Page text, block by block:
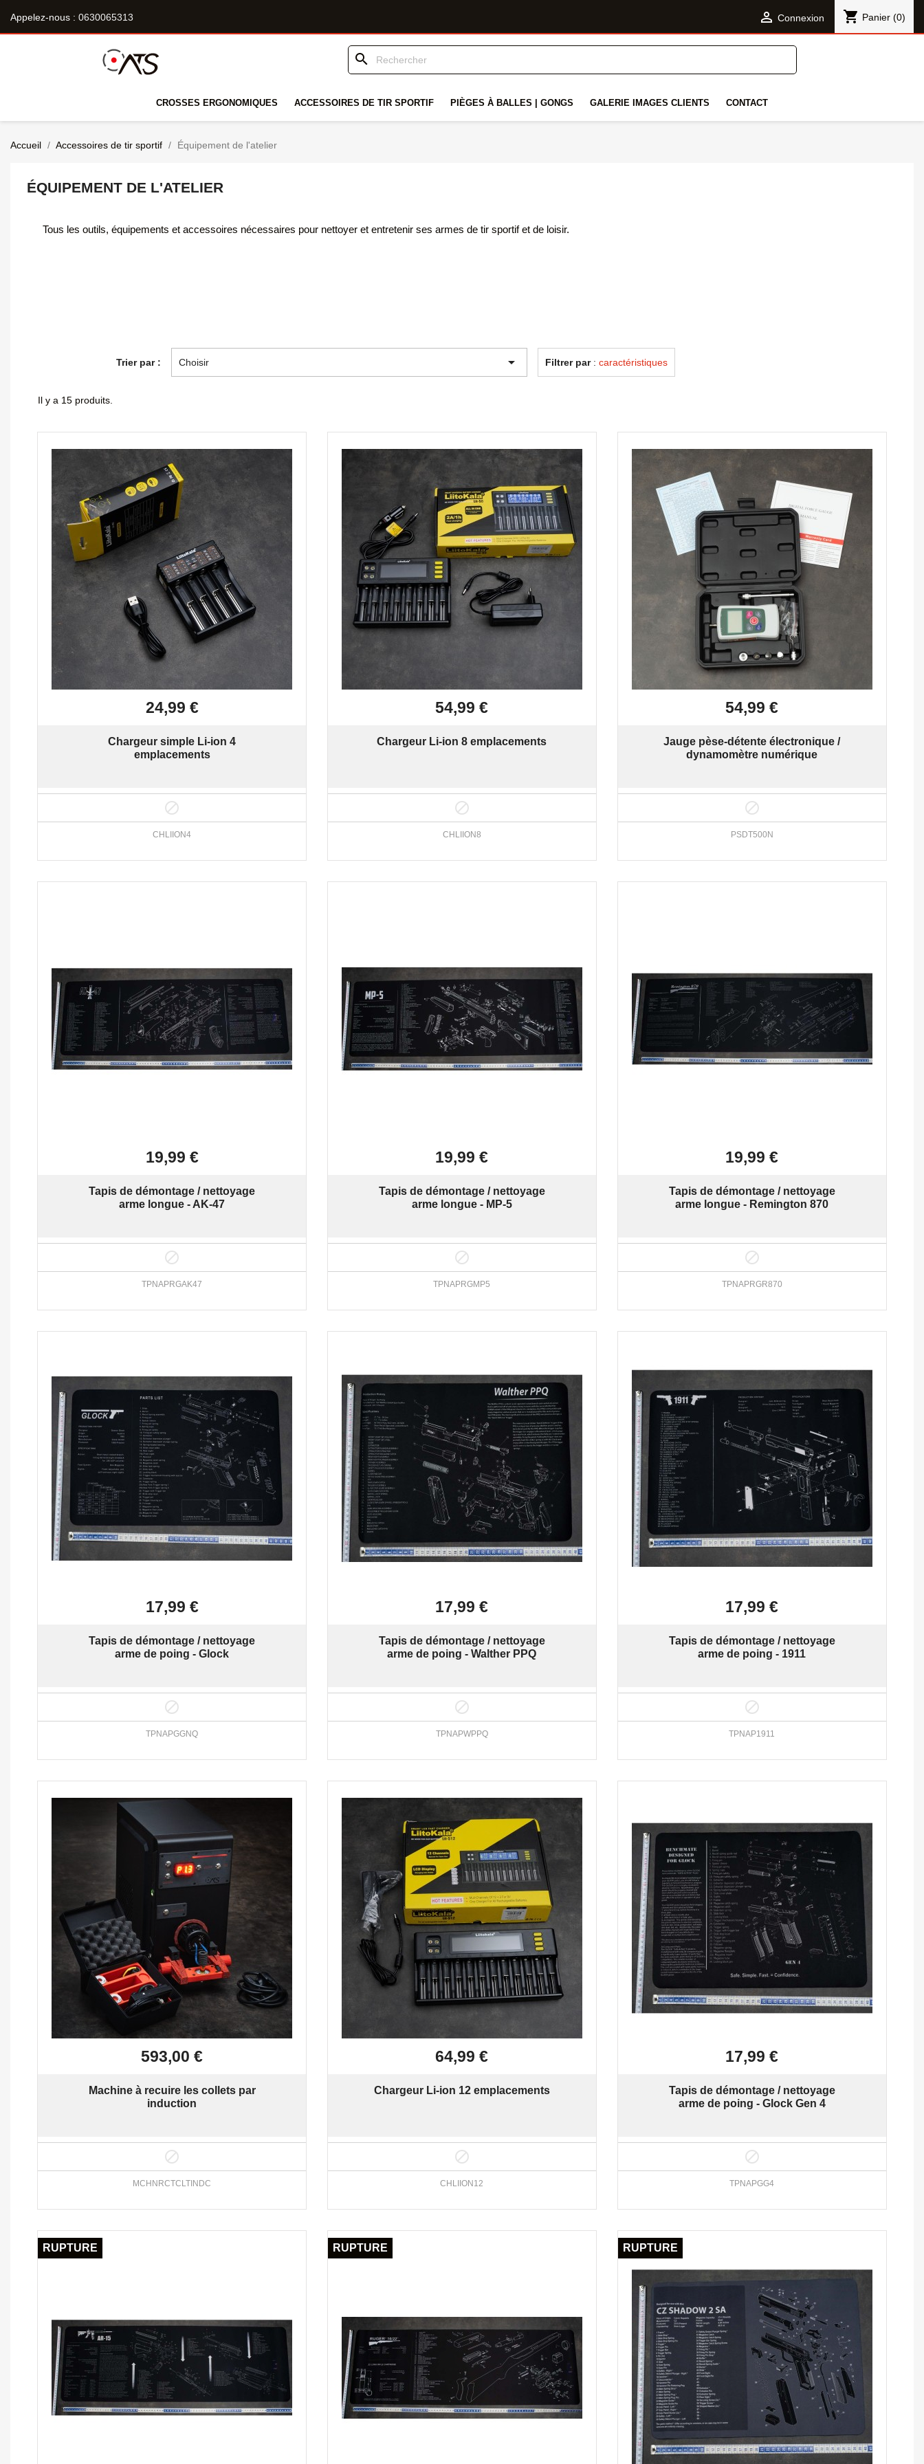
Appelez-nous : 0630065313  Connexion shopping_cart Panier (0)
search
CROSSES ERGONOMIQUES ACCESSOIRES DE TIR SPORTIF PIÈGES À BALLES | GONGS GALERIE IMAGES CLIENTS CONTACT
Accueil Accessoires de tir sportif Équipement de l'atelier
ÉQUIPEMENT DE L'ATELIER
Tous les outils, équipements et accessoires nécessaires pour nettoyer et entretenir ses armes de tir sportif et de loisir.
Trier par : Choisir  Filtrer par : caractéristiques
Il y a 15 produits.
Aperçu rapide
24,99 €
Chargeur simple Li-ion 4
emplacements

CHLIION4
Aperçu rapide
54,99 €
Chargeur Li-ion 8 emplacements

CHLIION8
Aperçu rapide
54,99 €
Jauge pèse-détente électronique /
dynamomètre numérique

PSDT500N
Aperçu rapide
19,99 €
Tapis de démontage / nettoyage
arme longue - AK-47

TPNAPRGAK47
Aperçu rapide
19,99 €
Tapis de démontage / nettoyage
arme longue - MP-5

TPNAPRGMP5
Aperçu rapide
19,99 €
Tapis de démontage / nettoyage
arme longue - Remington 870

TPNAPRGR870
Aperçu rapide
17,99 €
Tapis de démontage / nettoyage
arme de poing - Glock

TPNAPGGNQ
Aperçu rapide
17,99 €
Tapis de démontage / nettoyage
arme de poing - Walther PPQ

TPNAPWPPQ
Aperçu rapide
17,99 €
Tapis de démontage / nettoyage
arme de poing - 1911

TPNAP1911
Aperçu rapide
593,00 €
Machine à recuire les collets par
induction

MCHNRCTCLTINDC
Aperçu rapide
64,99 €
Chargeur Li-ion 12 emplacements

CHLIION12
Aperçu rapide
17,99 €
Tapis de démontage / nettoyage
arme de poing - Glock Gen 4

TPNAPGG4
RUPTURE RUPTURE RUPTURE